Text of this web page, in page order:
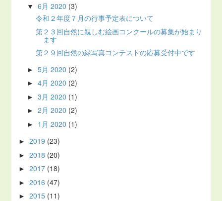
▼6月 2020 (3)
令和２年度７月の行事予定表について
第２３回自然に親しむ絵画コンクールの募集が始まり
ます
第２９回自然の緑写真コンテストの応募受付中です
►5月 2020 (2)
►4月 2020 (2)
►3月 2020 (1)
►2月 2020 (2)
► 1月 2020 (1)
►2019 (23)
►2018 (20)
►2017 (18)
►2016 (47)
►2015 (11)